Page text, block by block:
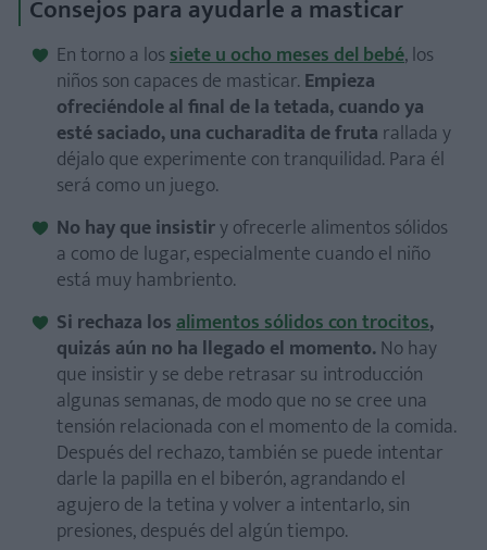
Consejos para ayudarle a masticar
En torno a lossiete u ocho meses del bebé, los
niños son capaces de masticar. Empieza
ofreciéndole al final de la tetada, cuando ya
esté saciado, una cucharadita de fruta rallada y
déjalo que experimente con tranquilidad. Para él
será como un juego.
No hay que insistiry ofrecerle alimentos sólidos
a como de lugar, especialmente cuando el niño
está muy hambriento.
Si rechaza losalimentos sólidos con trocitos,
quizás aún no ha llegado el momento.No hay
que insistir y se debe retrasar su introducción
algunas semanas, de modo que no se cree una
tensión relacionada con el momento de la comida.
Después del rechazo, también se puede intentar
darle la papilla en el biberón, agrandando el
agujero de la tetina y volver a intentarlo, sin
presiones, después del algún tiempo.